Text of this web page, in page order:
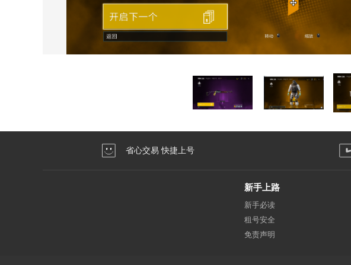
省心交易 快捷上号
新手上路
新手必读
租号安全
免责声明